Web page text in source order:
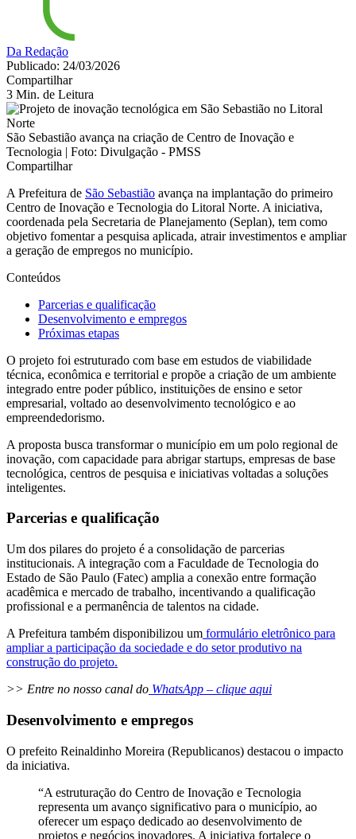
Da Redação
Publicado: 24/03/2026
Compartilhar
3 Min. de Leitura
São Sebastião avança na criação de Centro de Inovação e
Tecnologia | Foto: Divulgação - PMSS
Compartilhar
A Prefeitura de São Sebastião avança na implantação do primeiro
Centro de Inovação e Tecnologia do Litoral Norte. A iniciativa,
coordenada pela Secretaria de Planejamento (Seplan), tem como
objetivo fomentar a pesquisa aplicada, atrair investimentos e ampliar
a geração de empregos no município.
Conteúdos
Parcerias e qualificação
Desenvolvimento e empregos
Próximas etapas
O projeto foi estruturado com base em estudos de viabilidade
técnica, econômica e territorial e propõe a criação de um ambiente
integrado entre poder público, instituições de ensino e setor
empresarial, voltado ao desenvolvimento tecnológico e ao
empreendedorismo.
A proposta busca transformar o município em um polo regional de
inovação, com capacidade para abrigar startups, empresas de base
tecnológica, centros de pesquisa e iniciativas voltadas a soluções
inteligentes.
Parcerias e qualificação
Um dos pilares do projeto é a consolidação de parcerias
institucionais. A integração com a Faculdade de Tecnologia do
Estado de São Paulo (Fatec) amplia a conexão entre formação
acadêmica e mercado de trabalho, incentivando a qualificação
profissional e a permanência de talentos na cidade.
A Prefeitura também disponibilizou um formulário eletrônico para
ampliar a participação da sociedade e do setor produtivo na
construção do projeto.
>> Entre no nosso canal do WhatsApp – clique aqui
Desenvolvimento e empregos
O prefeito Reinaldinho Moreira (Republicanos) destacou o impacto
da iniciativa.
“A estruturação do Centro de Inovação e Tecnologia
representa um avanço significativo para o município, ao
oferecer um espaço dedicado ao desenvolvimento de
projetos e negócios inovadores. A iniciativa fortalece o